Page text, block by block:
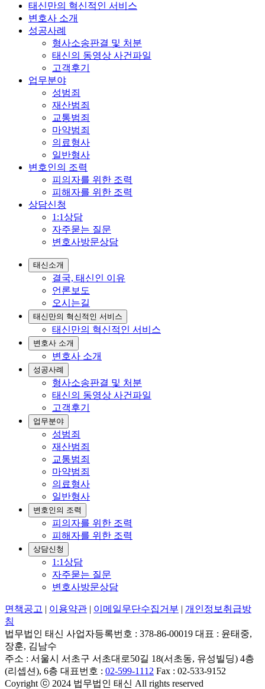
태신만의 혁신적인 서비스
변호사 소개
성공사례
형사소송판결 및 처분
태신의 동영상 사건파일
고객후기
업무분야
성범죄
재산범죄
교통범죄
마약범죄
의료형사
일반형사
변호인의 조력
피의자를 위한 조력
피해자를 위한 조력
상담신청
1:1상담
자주묻는 질문
변호사방문상담
태신소개
결국, 태신인 이유
언론보도
오시는길
태신만의 혁신적인 서비스
태신만의 혁신적인 서비스
변호사 소개
변호사 소개
성공사례
형사소송판결 및 처분
태신의 동영상 사건파일
고객후기
업무분야
성범죄
재산범죄
교통범죄
마약범죄
의료형사
일반형사
변호인의 조력
피의자를 위한 조력
피해자를 위한 조력
상담신청
1:1상담
자주묻는 질문
변호사방문상담
면책공고 | 이용약관 | 이메일무단수집거부 | 개인정보취급방
침
법무법인 태신 사업자등록번호 : 378-86-00019 대표 : 윤태중,
장훈, 김남수
주소 : 서울시 서초구 서초대로50길 18(서초동, 유성빌딩) 4층
(리셉션), 6층 대표번호 : 02-599-1112 Fax : 02-533-9152
Coyright ⓒ 2024 법무법인 태신 All rights reserved